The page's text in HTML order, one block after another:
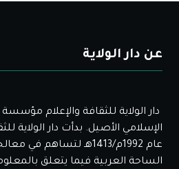
عن دار الولاية
دار الولاية للثقافة والإعلام
الإسلامي الأصيل. بدأت دار الولاية
عام 1992م/1413هـ لتساهم
الساحة العربية فيما يتعلق